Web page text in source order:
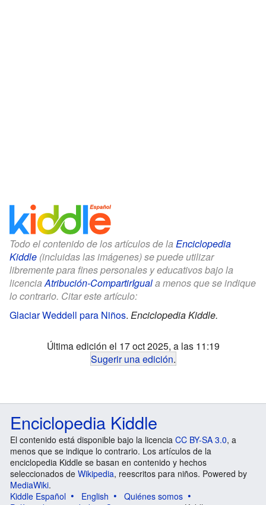
Todo el contenido de los artículos de la Enciclopedia
Kiddle (incluidas las imágenes) se puede utilizar
libremente para fines personales y educativos bajo la
licenciaAtribución-CompartirIguala menos que se indique
lo contrario. Citar este artículo:
Glaciar Weddell para Niños. Enciclopedia Kiddle.
Última edición el 17 oct 2025, a las 11:19
Sugerir una edición.
Enciclopedia Kiddle
El contenido está disponible bajo la licencia CC BY-SA 3.0, a
menos que se indique lo contrario. Los artículos de la
enciclopedia Kiddle se basan en contenido y hechos
seleccionados de Wikipedia, reescritos para niños. Powered by
MediaWiki.
Kiddle Español
English
Quiénes somos